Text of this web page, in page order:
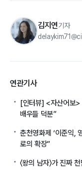
김지연기자
연관기사
[인터뷰] <자산어보>
배우들 덕분”
춘천영화제 ‘이준익,
로의 확장”
〈왕의 남자〉가 진짜